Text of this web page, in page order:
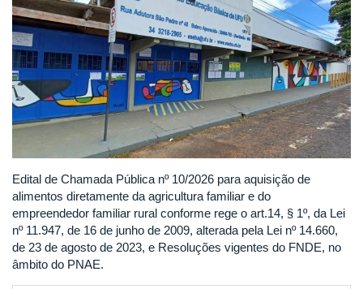
Edital de Chamada Pública nº 10/2026 para aquisição de
alimentos diretamente da agricultura familiar e do
empreendedor familiar rural conforme rege o art.14, § 1º, da Lei
nº 11.947, de 16 de junho de 2009, alterada pela Lei nº 14.660,
de 23 de agosto de 2023, e Resoluções vigentes do FNDE, no
âmbito do PNAE.